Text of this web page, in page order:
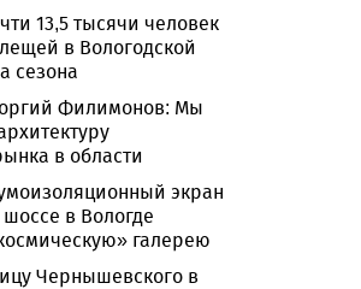
13,5 тысячи человек
в Вологодской
сезона
Филимонов: Мы
в области
экран
в Вологде
галерею
Чернышевского в